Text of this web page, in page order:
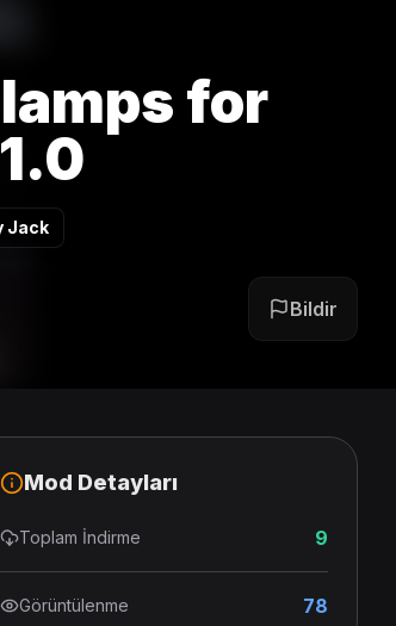
for
Jack
Bildir
Mod Detayları
Toplam İndirme 9
Görüntülenme 78